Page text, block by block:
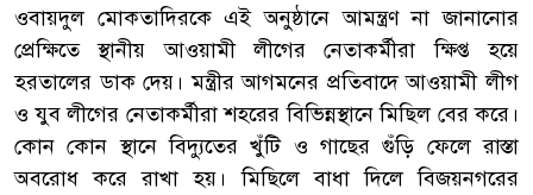
ওবায়দুল মোকতাদিরকে এই অনুষ্ঠানে আমন্ত্রণ না জানানোর
প্রেক্ষিতে স্থানীয় আওয়ামী লীগের নেতাকর্মীরা ক্ষিপ্ত হয়ে
হরতালের ডাক দেয়। মন্ত্রীর আগমনের প্রতিবাদে আওয়ামী লীগ
ও যুব লীগের নেতাকর্মীরা শহরের বিভিন্নস্থানে মিছিল বের করে।
কোন কোন স্থানে বিদ্যুতের খুঁটি ও গাছের গুঁড়ি ফেলে রাস্তা
অবরোধ করে রাখা হয়। মিছিলে বাধা দিলে বিজয়নগরের